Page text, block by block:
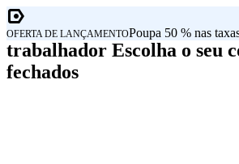
OFERTA DE LANÇAMENTOPoupa 50 % nas
trabalhador Escolha o seu
fechados